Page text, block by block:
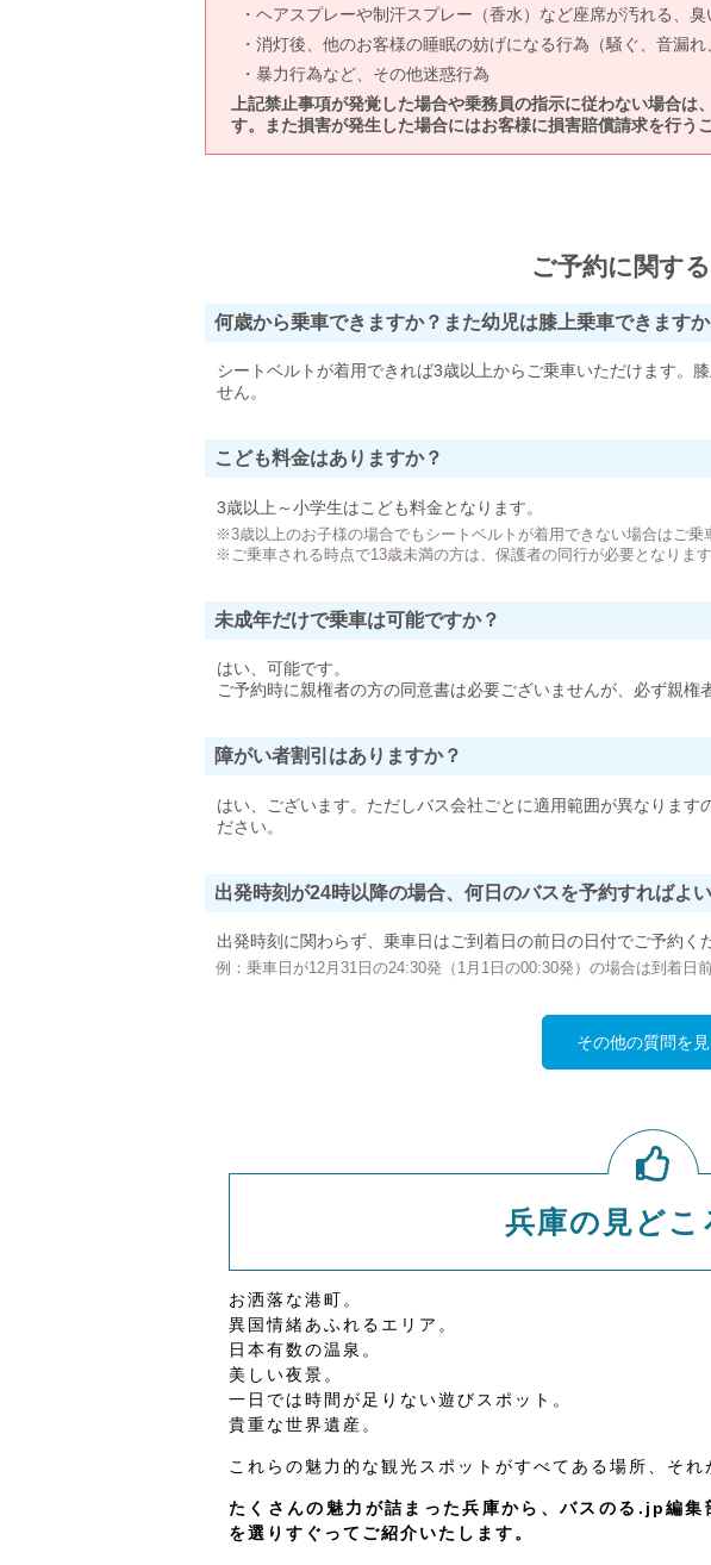
ヘアスプレーや制汗スプレー（香水）など座席が汚れる、臭
消灯後、他のお客様の睡眠の妨げになる行為（騒ぐ、音漏
暴力行為など、その他迷惑行為
上記禁止事項が発覚した場合や乗務員の指示に従わない場合
す。また損害が発生した場合にはお客様に損害賠償請求を行う
ご予約に関す
何歳から乗車できますか？また幼児は膝上乗車できますか
シートベルトが着用できれば3歳以上からご乗車いただけます。
せん。
こども料金はありますか？
3歳以上～小学生はこども料金となります。
※3歳以上のお子様の場合でもシートベルトが着用できない場合はご乗
※ご乗車される時点で13歳未満の方は、保護者の同行が必要となります
未成年だけで乗車は可能ですか？
はい、可能です。
ご予約時に親権者の方の同意書は必要ございませんが、必ず親権
障がい者割引はありますか？
はい、ございます。ただしバス会社ごとに適用範囲が異なります
ださい。
出発時刻が24時以降の場合、何日のバスを予約すればよ
出発時刻に関わらず、乗車日はご到着日の前日の日付でご予約く
例：乗車日が12月31日の24:30発（1月1日の00:30発）の場合は到着日
その他の質問を
兵庫の見どこ
お洒落な港町。
異国情緒あふれるエリア。
日本有数の温泉。
美しい夜景。
一日では時間が足りない遊びスポット。
貴重な世界遺産。
これらの魅力的な観光スポットがすべてある場所、それ
たくさんの魅力が詰まった兵庫から、バスのる.jp編
を選りすぐってご紹介いたします。